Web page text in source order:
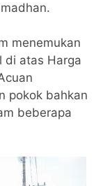
menemukan
di atas Harga
pokok bahkan
beberapa